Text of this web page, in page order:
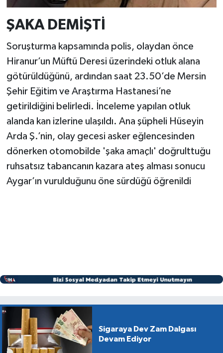
ŞAKA DEMİŞTİ
Soruşturma kapsamında polis, olaydan önce
Hiranur’un Müftü Deresi üzerindeki otluk alana
götürüldüğünü, ardından saat 23.50’de Mersin
Şehir Eğitim ve Araştırma Hastanesi’ne
getirildiğini belirledi. İnceleme yapılan otluk
alanda kan izlerine ulaşıldı. Ana şüpheli Hüseyin
Arda Ş.’nin, olay gecesi asker eğlencesinden
dönerken otomobilde 'şaka amaçlı' doğrulttuğu
ruhsatsız tabancanın kazara ateş alması sonucu
Aygar’ın vurulduğunu öne sürdüğü öğrenildi
Sigaraya Dev Zam Dalgası
Devam Ediyor